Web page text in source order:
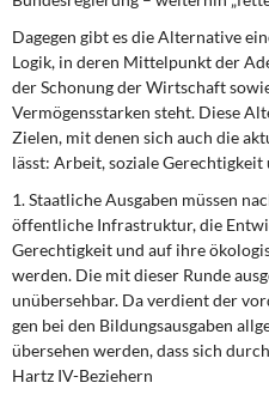
Dagegen gibt es die Alternative
Logik, in deren Mittelpunkt der
der Schonung der Wirtschaft
Vermögensstarken steht. Diese
Zielen, mit denen sich auch die
lässt: Arbeit, soziale
1. Staatliche Ausgaben müssen
öffentliche Infrastruktur, die
Gerechtigkeit und auf ihre
werden. Die mit dieser Runde
unübersehbar. Da verdient der
gen bei den Bildungsausgaben
übersehen werden, dass sich
Hartz IV-Beziehern